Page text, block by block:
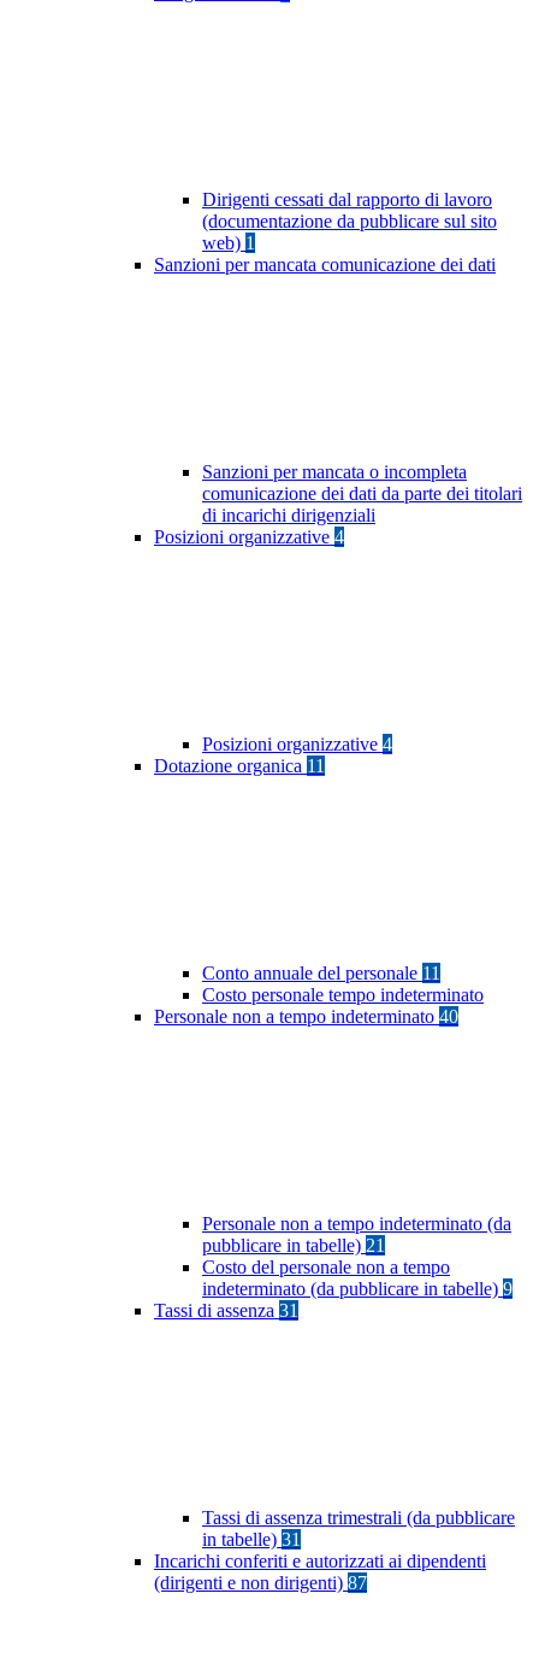
Dirigenti cessati dal rapporto di lavoro
(documentazione da pubblicare sul sito
web) 1
Sanzioni per mancata comunicazione dei dati
Sanzioni per mancata o incompleta
comunicazione dei dati da parte dei titolari
di incarichi dirigenziali
Posizioni organizzative 4
Posizioni organizzative 4
Dotazione organica 11
Conto annuale del personale 11
Costo personale tempo indeterminato
Personale non a tempo indeterminato 40
Personale non a tempo indeterminato (da
pubblicare in tabelle) 21
Costo del personale non a tempo
indeterminato (da pubblicare in tabelle) 9
Tassi di assenza 31
Tassi di assenza trimestrali (da pubblicare
in tabelle) 31
Incarichi conferiti e autorizzati ai dipendenti
(dirigenti e non dirigenti) 87